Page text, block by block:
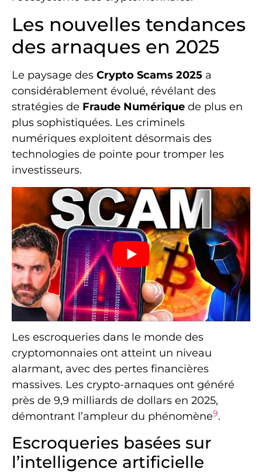
Les nouvelles tendances
des arnaques en 2025
Le paysage des Crypto Scams 2025 a
considérablement évolué, révélant des
stratégies de Fraude Numérique de plus en
plus sophistiquées. Les criminels
numériques exploitent désormais des
technologies de pointe pour tromper les
investisseurs.
Les escroqueries dans le monde des
cryptomonnaies ont atteint un niveau
alarmant, avec des pertes financières
massives. Les crypto-arnaques ont généré
près de 9,9 milliards de dollars en 2025,
démontrant l’ampleur du phénomène9.
Escroqueries basées sur
l’intelligence artificielle